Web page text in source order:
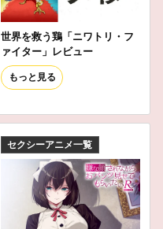
世界を救う鶏「ニワトリ・フ
ァイター」レビュー
もっと見る
セクシーアニメ一覧